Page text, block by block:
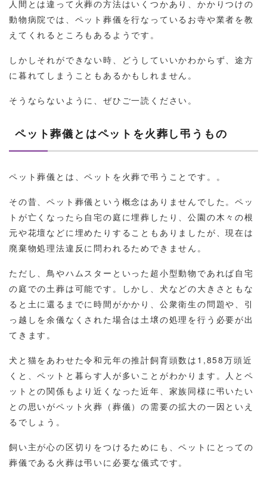
人間とは違って火葬の方法はいくつかあり、かかりつけの
動物病院では、ペット葬儀を行なっているお寺や業者を教
えてくれるところもあるようです。
しかしそれができない時、どうしていいかわからず、途方
に暮れてしまうこともあるかもしれません。
そうならないように、ぜひご一読ください。
ペット葬儀とはペットを⽕葬し弔うもの
ペット葬儀とは、ペットを火葬で弔うことです。。
その昔、ペット葬儀という概念はありませんでした。ペッ
トが亡くなったら自宅の庭に埋葬したり、公園の木々の根
元や花壇などに埋めたりすることもありましたが、現在は
廃棄物処理法違反に問われるためできません。
ただし、鳥やハムスターといった超小型動物であれば自宅
の庭での土葬は可能です。しかし、犬などの大きさともな
ると土に還るまでに時間がかかり、公衆衛生の問題や、引
っ越しを余儀なくされた場合は土壌の処理を行う必要が出
てきます。
犬と猫をあわせた令和元年の推計飼育頭数は1,858万頭近
くと、ペットと暮らす人が多いことがわかります。人とペ
ットとの関係もより近くなった近年、家族同様に弔いたい
との思いがペット火葬（葬儀）の需要の拡大の一因といえ
るでしょう。
飼い主が心の区切りをつけるためにも、ペットにとっての
葬儀である火葬は弔いに必要な儀式です。